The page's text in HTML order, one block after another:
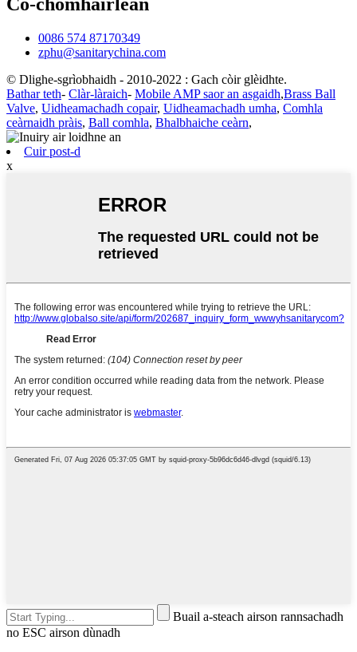
Co-chomhairlean
0086 574 87170349
zphu@sanitarychina.com
© Dlighe-sgrìobhaidh - 2010-2022 : Gach còir glèidhte.
Bathar teth- Clàr-làraich- Mobile AMP saor an asgaidh,Brass Ball
Valve, Uidheamachadh copair, Uidheamachadh umha, Comhla
ceàrnaidh pràis, Ball comhla, Bhalbhaiche ceàrn,
Cuir post-d
x
Buail a-steach airson rannsachadh
no ESC airson dùnadh